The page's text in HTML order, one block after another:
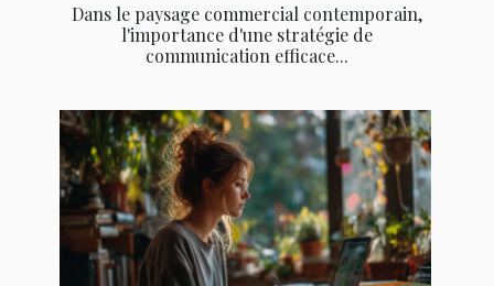
Dans le paysage commercial contemporain,
l'importance d'une stratégie de
communication efficace...